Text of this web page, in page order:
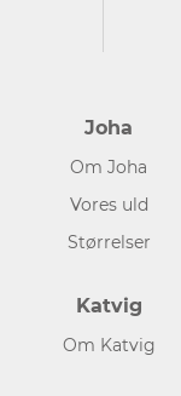
Joha
Om Joha
Vores uld
Størrelser
Katvig
Om Katvig